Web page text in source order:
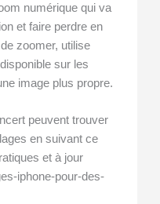
numérique qui va
et faire perdre en
zoomer, utilise
sur les
image plus propre.
peuvent trouver
en suivant ce
et à jour
iphone-pour-des-